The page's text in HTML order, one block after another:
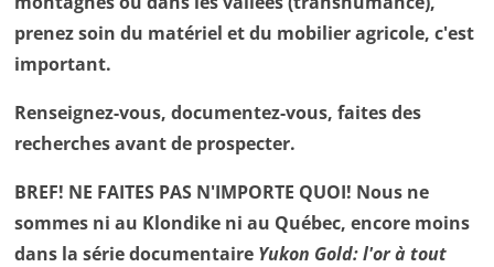
prenez soin du matériel et du mobilier agricole, c'est
important.
Renseignez-vous, documentez-vous, faites des
recherches avant de prospecter.
BREF! NE FAITES PAS N'IMPORTE QUOI! Nous ne
sommes ni au Klondike ni au Québec, encore moins
dans la série documentaire Yukon Gold: l'or à tout